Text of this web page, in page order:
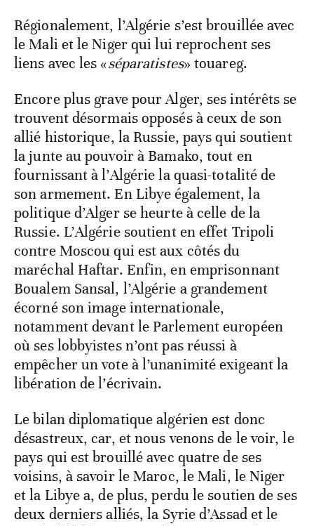
Régionalement, l’Algérie s’est brouillée avec
le Mali et le Niger qui lui reprochent ses
liens avec les «séparatistes» touareg.
Encore plus grave pour Alger, ses intérêts se
trouvent désormais opposés à ceux de son
allié historique, la Russie, pays qui soutient
la junte au pouvoir à Bamako, tout en
fournissant à l’Algérie la quasi-totalité de
son armement. En Libye également, la
politique d’Alger se heurte à celle de la
Russie. L’Algérie soutient en effet Tripoli
contre Moscou qui est aux côtés du
maréchal Haftar. Enfin, en emprisonnant
Boualem Sansal, l’Algérie a grandement
écorné son image internationale,
notamment devant le Parlement européen
où ses lobbyistes n’ont pas réussi à
empêcher un vote à l’unanimité exigeant la
libération de l’écrivain.
Le bilan diplomatique algérien est donc
désastreux, car, et nous venons de le voir, le
pays qui est brouillé avec quatre de ses
voisins, à savoir le Maroc, le Mali, le Niger
et la Libye a, de plus, perdu le soutien de ses
deux derniers alliés, la Syrie d’Assad et le